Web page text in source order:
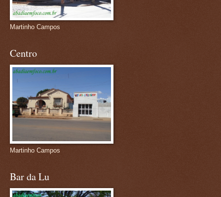
Martinho Campos
Centro
Martinho Campos
Bar da Lu